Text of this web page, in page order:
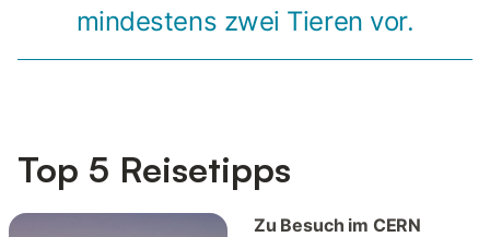
mindestens zwei Tieren vor.
Top 5 Reisetipps
Zu Besuch im CERN